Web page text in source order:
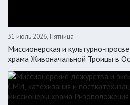
31 июль 2026, Пятница
Миссионерская и культурно-
храма Живоначальной Троицы в